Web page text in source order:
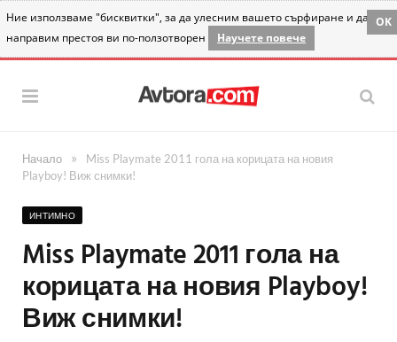
Ние използваме "бисквитки", за да улесним вашето сърфиране и да
направим престоя ви по-ползотворен
Научете повече
OK
Начало »
Miss Playmate 2011 гола на корицата на новия
Playboy! Виж снимки!
ИНТИМНО
Miss Playmate 2011 гола на
корицата на новия Playboy!
Виж снимки!